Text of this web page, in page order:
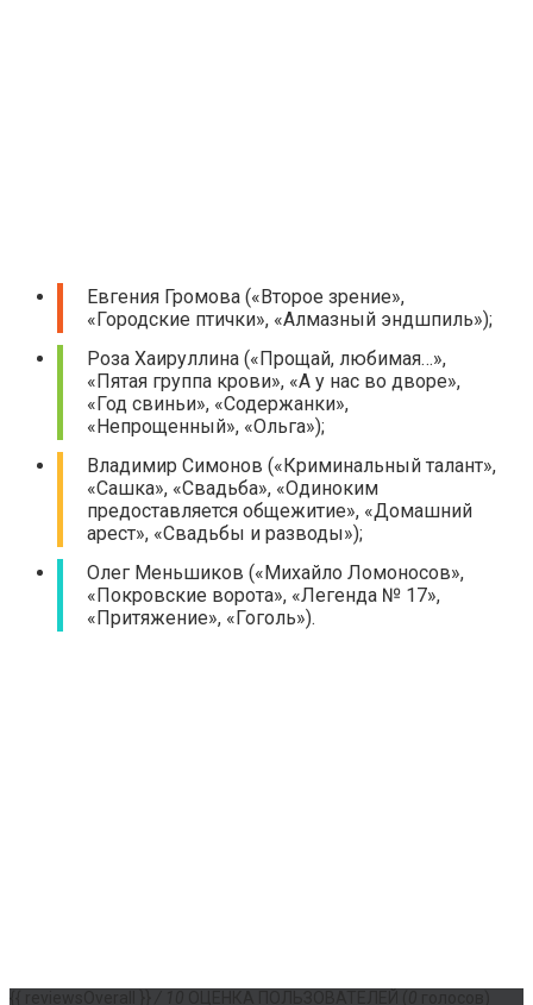
Евгения Громова («Второе зрение»,
«Городские птички», «Алмазный эндшпиль»);
Роза Хаируллина («Прощай, любимая…»,
«Пятая группа крови», «А у нас во дворе»,
«Год свиньи», «Содержанки»,
«Непрощенный», «Ольга»);
Владимир Симонов («Криминальный талант»,
«Сашка», «Свадьба», «Одиноким
предоставляется общежитие», «Домашний
арест», «Свадьбы и разводы»);
Олег Меньшиков («Михайло Ломоносов»,
«Покровские ворота», «Легенда № 17»,
«Притяжение», «Гоголь»).